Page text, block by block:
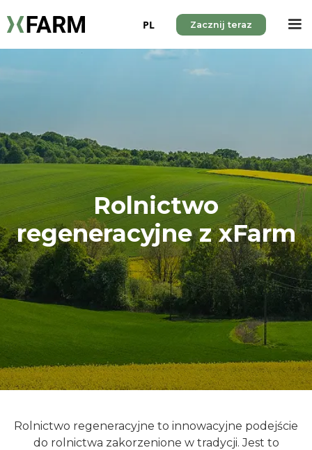
PL Zacznij teraz
Rolnictwo
regeneracyjne z xFarm
Rolnictwo regeneracyjne to innowacyjne podejście
do rolnictwa zakorzenione w tradycji. Jest to